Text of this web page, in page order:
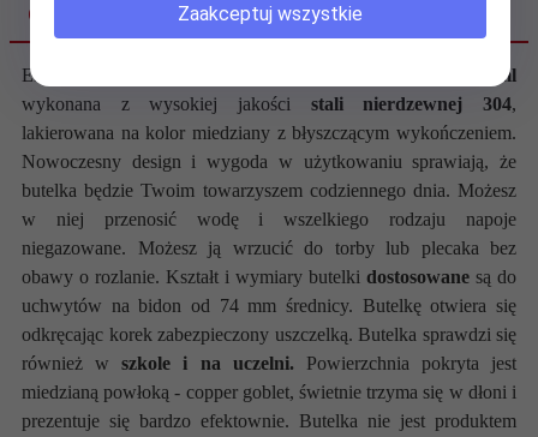
OPIS PRODUKTU
Elegancka butelka jednościankowa o pojemności
790 ml
wykonana z wysokiej jakości stali nierdzewnej 304,
lakierowana na kolor miedziany z błyszczącym wykończeniem.
Nowoczesny design i wygoda w użytkowaniu sprawiają, że
butelka będzie Twoim towarzyszem codziennego dnia. Możesz
w niej przenosić wodę i wszelkiego rodzaju napoje
niegazowane. Możesz ją wrzucić do torby lub plecaka bez
obawy o rozlanie. Kształt i wymiary butelki dostosowane są do
uchwytów na bidon od 74 mm średnicy. Butelkę otwiera się
odkręcając korek zabezpieczony uszczelką. Butelka sprawdzi się
również wszkole i na uczelni.
Powierzchnia pokryta jest
miedzianą powłoką - copper goblet, świetnie trzyma się w dłoni i
prezentuje się bardzo efektownie. Butelka nie jest produktem
Zaakceptuj wszystkie